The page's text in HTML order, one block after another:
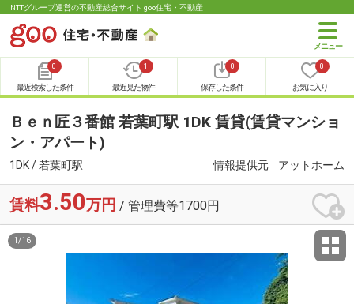
NTTグループ運営の不動産総合サイト goo住宅・不動産
0
最近検索した条件
1
最近見た物件
0
保存した条件
0
お気に入り
Ｂｅｎ匠３番館 若葉町駅 1DK 賃貸(賃貸マンショ
ン・アパート)
1DK / 若葉町駅 情報提供元 アットホーム
賃料3.50万円 / 管理費等1700円
1 /16